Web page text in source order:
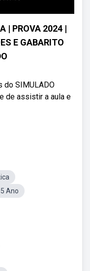
| PROVA 2024 |
E GABARITO
do SIMULADO
de assistir a aula e
Ano